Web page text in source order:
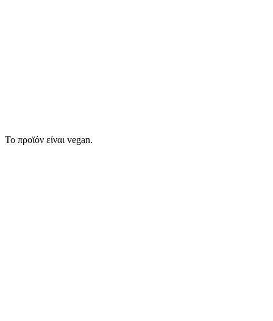
Το προϊόν είναι vegan.